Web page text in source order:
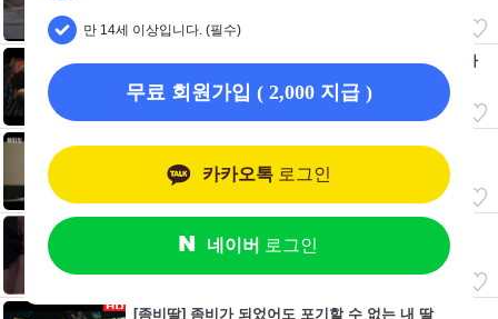
만 14세 이상입니다. (필수)
무료 회원가입 ( 2,000 지급 )
카카오톡로그인
네이버 로그인
성인>일반 1
[프로젝트 Y]FHD 화려한에서 살아가던 나에게 기회가
아파트.E10.260809.720p-NEXT
일-제거 연기 하라고 했더니 진짜 느끼는 여자 솔직히
다른건 다 연기입니다
[좀비딸] 좀비가 되었어도 포기할 수 없는 내 딸